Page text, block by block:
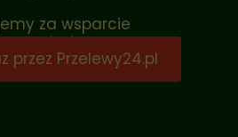
przez Przelewy24.pl
za wsparcie
misyjnego: